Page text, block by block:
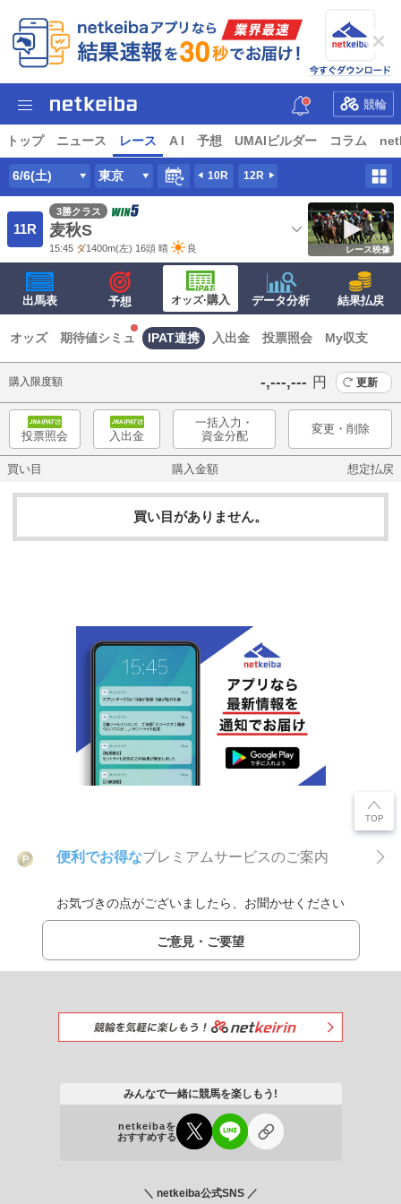
競輪
トップ ニュース レース A I 予想 UMAIビルダー コラム
6/6(土) 東京 10R 12R
11R
3勝クラス
麦秋S
15:45 ダ1400m(左) 16頭 晴 良 レース映像
出馬表 予想 オッズ·購入 データ分析 結果払戻
オッズ 期待値シミュ IPAT連携 入出金 投票照会 My収支
購入限度額 ‐,‐‐‐,‐‐‐ 円 更新
投票照会 入出金
一括入力・
資金分配
変更・削除
買い目 購入金額 想定払戻
買い目がありません。
P 便利でお得なプレミアムサービスのご案内
お気づきの点がございましたら、お聞かせください
ご意見・ご要望
みんなで一緒に競馬を楽しもう!
netkeibaを
おすすめする
＼ netkeiba公式SNS ／